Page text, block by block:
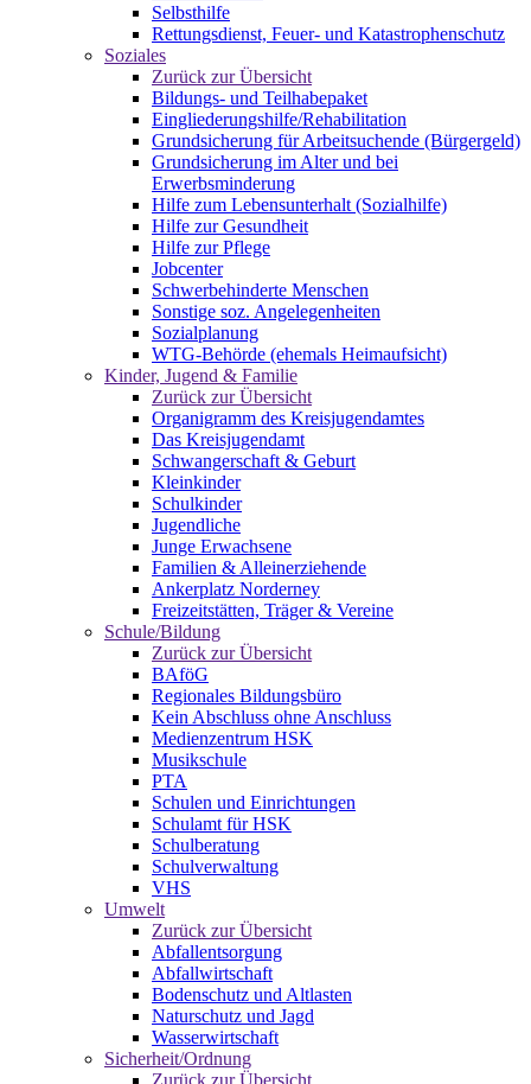
Selbsthilfe
Rettungsdienst, Feuer- und Katastrophenschutz
Soziales
Zurück zur Übersicht
Bildungs- und Teilhabepaket
Eingliederungshilfe/Rehabilitation
Grundsicherung für Arbeitsuchende (Bürgergeld)
Grundsicherung im Alter und bei
Erwerbsminderung
Hilfe zum Lebensunterhalt (Sozialhilfe)
Hilfe zur Gesundheit
Hilfe zur Pflege
Jobcenter
Schwerbehinderte Menschen
Sonstige soz. Angelegenheiten
Sozialplanung
WTG-Behörde (ehemals Heimaufsicht)
Kinder, Jugend & Familie
Zurück zur Übersicht
Organigramm des Kreisjugendamtes
Das Kreisjugendamt
Schwangerschaft & Geburt
Kleinkinder
Schulkinder
Jugendliche
Junge Erwachsene
Familien & Alleinerziehende
Ankerplatz Norderney
Freizeitstätten, Träger & Vereine
Schule/Bildung
Zurück zur Übersicht
BAföG
Regionales Bildungsbüro
Kein Abschluss ohne Anschluss
Medienzentrum HSK
Musikschule
PTA
Schulen und Einrichtungen
Schulamt für HSK
Schulberatung
Schulverwaltung
VHS
Umwelt
Zurück zur Übersicht
Abfallentsorgung
Abfallwirtschaft
Bodenschutz und Altlasten
Naturschutz und Jagd
Wasserwirtschaft
Sicherheit/Ordnung
Zurück zur Übersicht